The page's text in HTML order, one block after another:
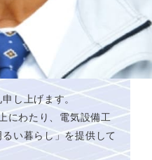
し上げます。
にわたり、電気設備工
い暮らし」を提供して